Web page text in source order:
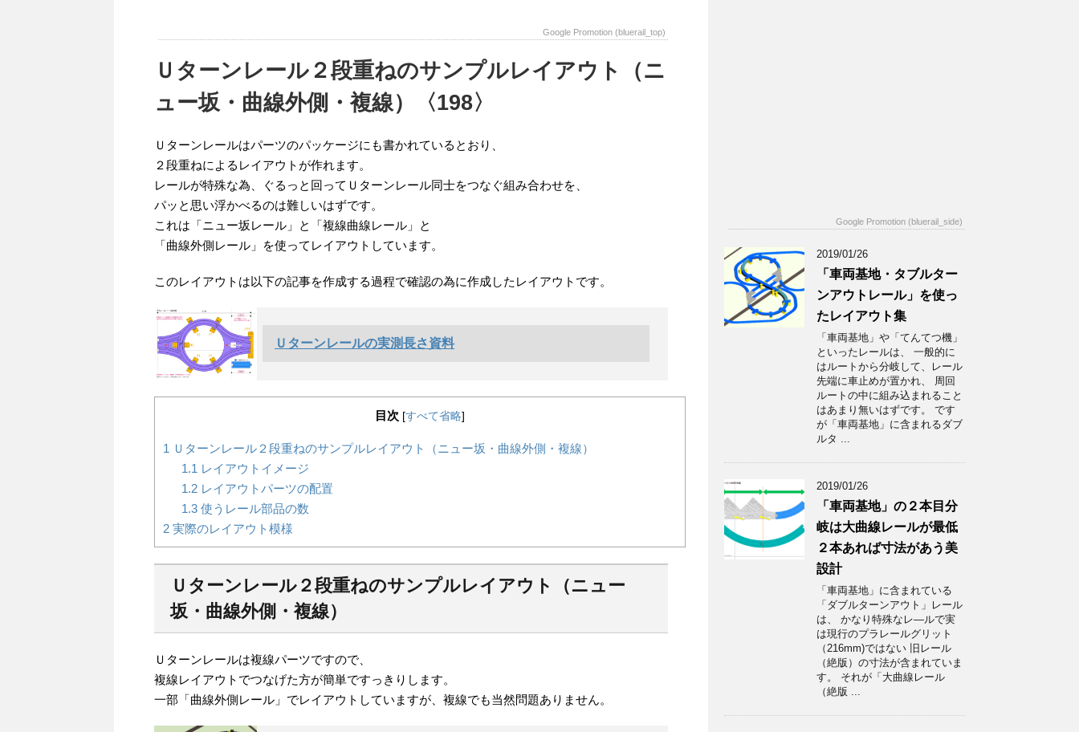
Google Promotion (bluerail_top)
Ｕターンレール２段重ねのサンプルレイアウト（ニ
ュー坂・曲線外側・複線）〈198〉
Ｕターンレールはパーツのパッケージにも書かれているとおり、
２段重ねによるレイアウトが作れます。
レールが特殊な為、ぐるっと回ってＵターンレール同士をつなぐ組み合わせを、
パッと思い浮かべるのは難しいはずです。
これは「ニュー坂レール」と「複線曲線レール」と
「曲線外側レール」を使ってレイアウトしています。
このレイアウトは以下の記事を作成する過程で確認の為に作成したレイアウトです。
Ｕターンレールの実測長さ資料
目次 [すべて省略]
1 Ｕターンレール２段重ねのサンプルレイアウト（ニュー坂・曲線外側・複線）
1.1 レイアウトイメージ
1.2レイアウトパーツの配置
1.3使うレール部品の数
2 実際のレイアウト模様
Ｕターンレール２段重ねのサンプルレイアウト（ニュー
坂・曲線外側・複線）
Ｕターンレールは複線パーツですので、
複線レイアウトでつなげた方が簡単ですっきりします。
一部「曲線外側レール」でレイアウトしていますが、複線でも当然問題ありません。
Google Promotion (bluerail_side)
2019/01/26
「車両基地・タブルター
ンアウトレール」を使っ
たレイアウト集
「車両基地」や「てんてつ機」
といったレールは、 一般的に
はルートから分岐して、レール
先端に車止めが置かれ、 周回
ルートの中に組み込まれること
はあまり無いはずです。 です
が「車両基地」に含まれるダブ
ルタ ...
2019/01/26
「車両基地」の２本目分
岐は大曲線レールが最低
２本あれば寸法があう美
設計
「車両基地」に含まれている
「ダブルターンアウト」レール
は、 かなり特殊なレ―ルで実
は現行のプラレールグリット
（216mm)ではない 旧レール
（絶版）の寸法が含まれていま
す。 それが「大曲線レール
（絶版 ...